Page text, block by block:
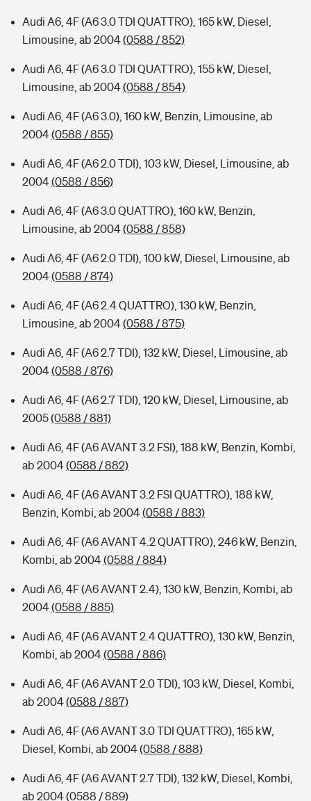
Audi A6, 4F (A6 3.0 TDI QUATTRO), 165 kW, Diesel,
Limousine, ab 2004(0588 / 852)
Audi A6, 4F (A6 3.0 TDI QUATTRO), 155 kW, Diesel,
Limousine, ab 2004(0588 / 854)
Audi A6, 4F (A6 3.0), 160 kW, Benzin, Limousine, ab
2004(0588 / 855)
Audi A6, 4F (A6 2.0 TDI), 103 kW, Diesel, Limousine, ab
2004(0588 / 856)
Audi A6, 4F (A6 3.0 QUATTRO), 160 kW, Benzin,
Limousine, ab 2004(0588 / 858)
Audi A6, 4F (A6 2.0 TDI), 100 kW, Diesel, Limousine, ab
2004(0588 / 874)
Audi A6, 4F (A6 2.4 QUATTRO), 130 kW, Benzin,
Limousine, ab 2004(0588 / 875)
Audi A6, 4F (A6 2.7 TDI), 132 kW, Diesel, Limousine, ab
2004(0588 / 876)
Audi A6, 4F (A6 2.7 TDI), 120 kW, Diesel, Limousine, ab
2005(0588 / 881)
Audi A6, 4F (A6 AVANT 3.2 FSI), 188 kW, Benzin, Kombi,
ab 2004(0588 / 882)
Audi A6, 4F (A6 AVANT 3.2 FSI QUATTRO), 188 kW,
Benzin, Kombi, ab 2004(0588 / 883)
Audi A6, 4F (A6 AVANT 4.2 QUATTRO), 246 kW, Benzin,
Kombi, ab 2004(0588 / 884)
Audi A6, 4F (A6 AVANT 2.4), 130 kW, Benzin, Kombi, ab
2004(0588 / 885)
Audi A6, 4F (A6 AVANT 2.4 QUATTRO), 130 kW, Benzin,
Kombi, ab 2004(0588 / 886)
Audi A6, 4F (A6 AVANT 2.0 TDI), 103 kW, Diesel, Kombi,
ab 2004(0588 / 887)
Audi A6, 4F (A6 AVANT 3.0 TDI QUATTRO), 165 kW,
Diesel, Kombi, ab 2004(0588 / 888)
Audi A6, 4F (A6 AVANT 2.7 TDI), 132 kW, Diesel, Kombi,
ab 2004(0588 / 889)